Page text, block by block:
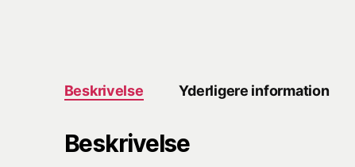
Beskrivelse Yderligere information
Beskrivelse